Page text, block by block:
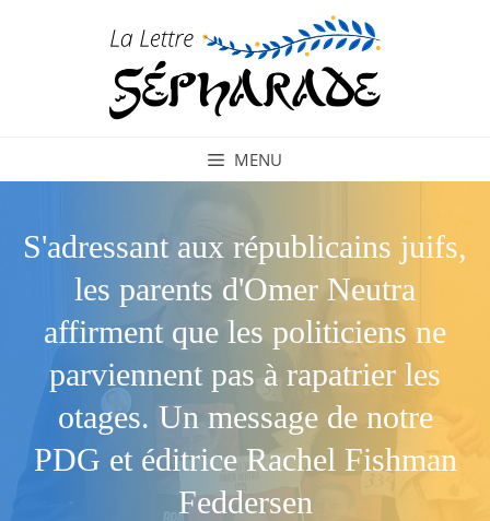
MENU
S'adressant aux républicains juifs,
les parents d'Omer Neutra
affirment que les politiciens ne
parviennent pas à rapatrier les
otages. Un message de notre
PDG et éditrice Rachel Fishman
Feddersen